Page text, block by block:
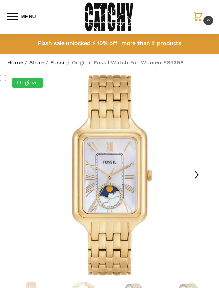
MENU
0
Flash sale unlocked ⚡ 10% off more than 2 products
Home / Store / Fossil / Original Fossil Watch For Women ES5398
Original